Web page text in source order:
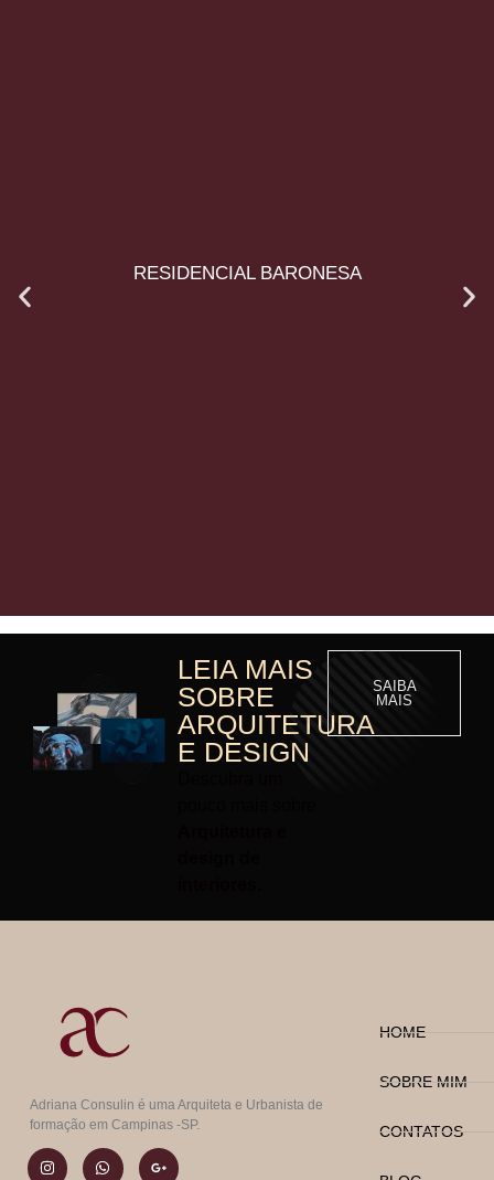
RESIDENCIAL BARONESA
LEIA MAIS
SOBRE
ARQUITETURA
E DESIGN
SAIBA
MAIS
Adriana Consulin é uma Arquiteta e Urbanista de
formação em Campinas -SP.
HOME
SOBRE MIM
CONTATOS